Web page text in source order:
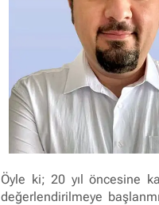
Öyle ki; 20 yıl öncesine
değerlendirilmeye